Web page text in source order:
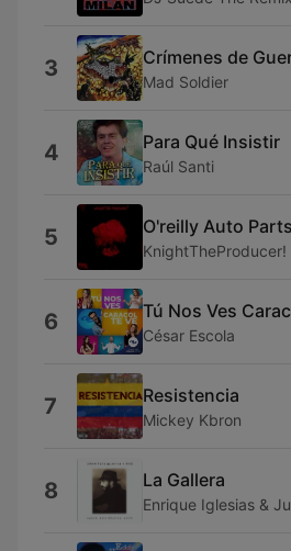
3 Crímenes de
Mad Soldier
4 Para Qué Insistir
Raúl Santi
5 O'reilly Auto Parts
KnightTheProducer!
6 Tú Nos Ves
César Escola
7 Resistencia
Mickey Kbron
8 La Gallera
Enrique Iglesias &